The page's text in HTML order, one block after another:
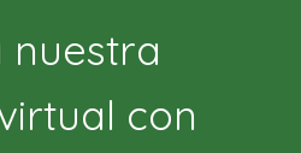
nuestra
con